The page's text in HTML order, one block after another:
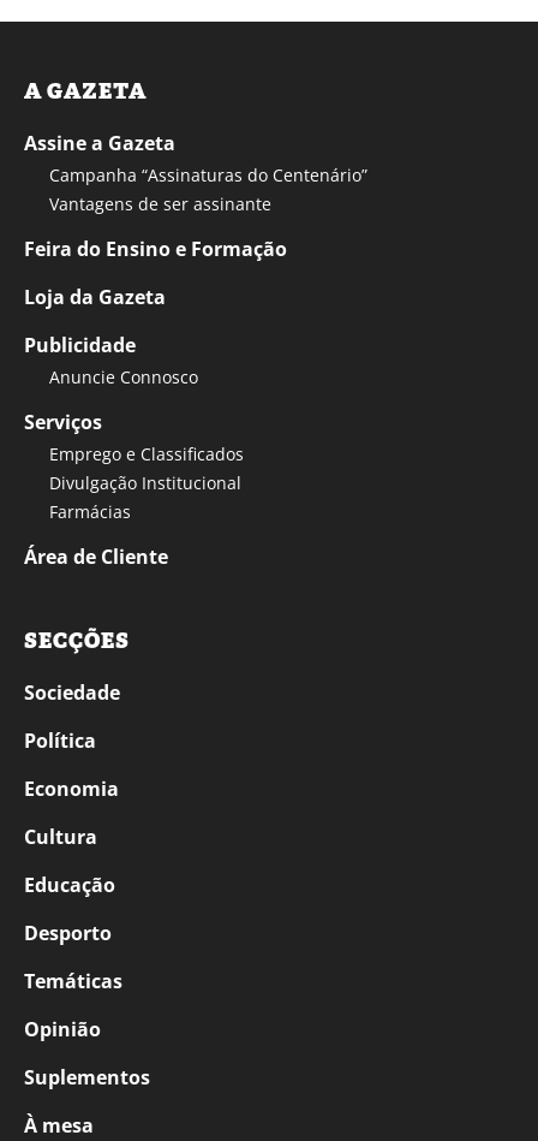
A GAZETA
Assine a Gazeta
Campanha “Assinaturas do Centenário”
Vantagens de ser assinante
Feira do Ensino e Formação
Loja da Gazeta
Publicidade
Anuncie Connosco
Serviços
Emprego e Classificados
Divulgação Institucional
Farmácias
Área de Cliente
SECÇÕES
Sociedade
Política
Economia
Cultura
Educação
Desporto
Temáticas
Opinião
Suplementos
À mesa